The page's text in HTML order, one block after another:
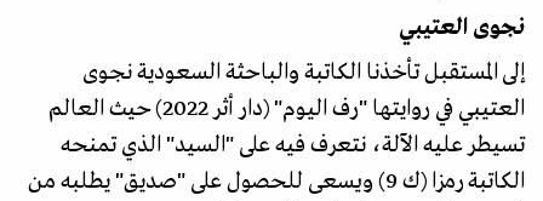
نجوى العتيبي
إلى المستقبل تأخذنا الكاتبة والباحثة السعودية نجوى
العتيبي في روايتها "رف اليوم" (دار أثر 2022) حيث العالم
تسيطر عليه الآلة، نتعرف فيه على "السيد" الذي تمنحه
الكاتبة رمزا (ك 9) ويسعى للحصول على "صديق" يطلبه من